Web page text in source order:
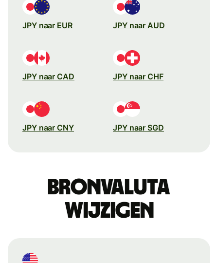
JPY naar EUR JPY naar AUD
JPY naar CAD JPY naar CHF
JPY naar CNY JPY naar SGD
Bronvaluta
wijzigen